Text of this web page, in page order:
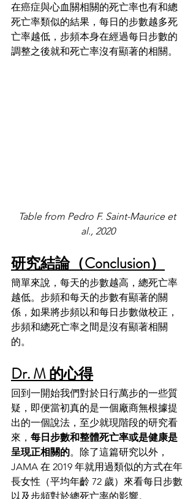
在癌症與心血關相關的死亡率也有和總
死亡率類似的結果，每日的步數越多死
亡率越低，步頻本身在經過每日步數的
調整之後就和死亡率沒有顯著的相關。
Table from Pedro F. Saint-Maurice et
al., 2020
研究結論（Conclusion）
簡單來說，每天的步數越高，總死亡率
越低。步頻和每天的步數有顯著的關
係，如果將步頻以和每日步數做校正，
步頻和總死亡率之間是沒有顯著相關
的。
Dr. M 的心得
回到一開始我們對於日行萬步的一些質
疑，即便當初真的是一個廠商無根據提
出的一個說法，至少就現階段的研究看
來， 每日步數和整體死亡率或是健康是
呈現正相關的。除了這篇研究以外，
JAMA 在 2019 年就用過類似的方式在年
長女性（平均年齡 72 歲）來看每日步數
以及步頻對於總死亡率的影響。